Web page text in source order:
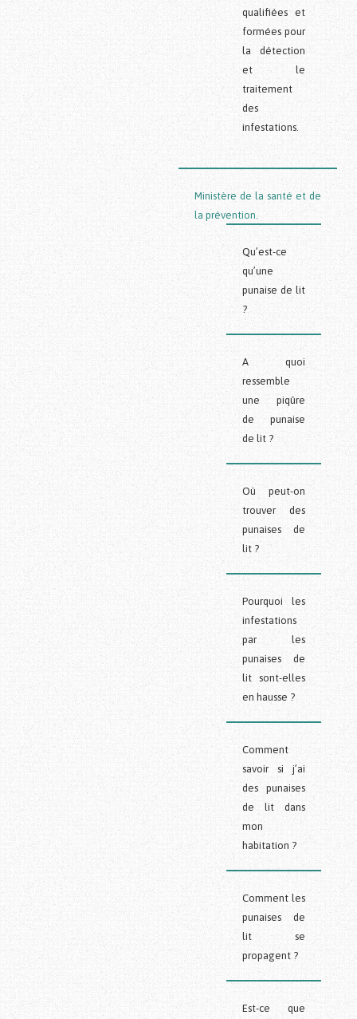
qualifiées et
formées pour
la détection
et le
traitement
des
infestations.
Ministère de la santé et de
la prévention.
Qu’est-ce
qu’une
punaise de lit
?
A quoi
ressemble
une piqûre
de punaise
de lit ?
Où peut-on
trouver des
punaises de
lit ?
Pourquoi les
infestations
par les
punaises de
lit sont-elles
en hausse ?
Comment
savoir si j’ai
des punaises
de lit dans
mon
habitation ?
Comment les
punaises de
lit se
propagent ?
Est-ce que